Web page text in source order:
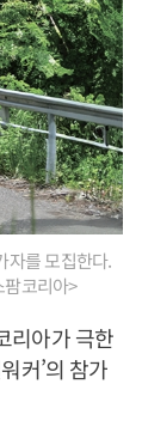
자를 모집한다.
코리아>
리아가 극한
커’의 참가